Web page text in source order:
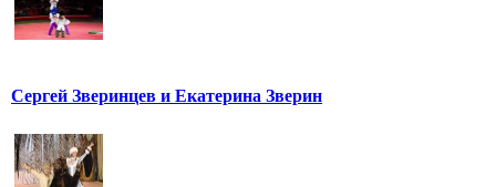
Сергей Зверинцев и Екатерина Зверин